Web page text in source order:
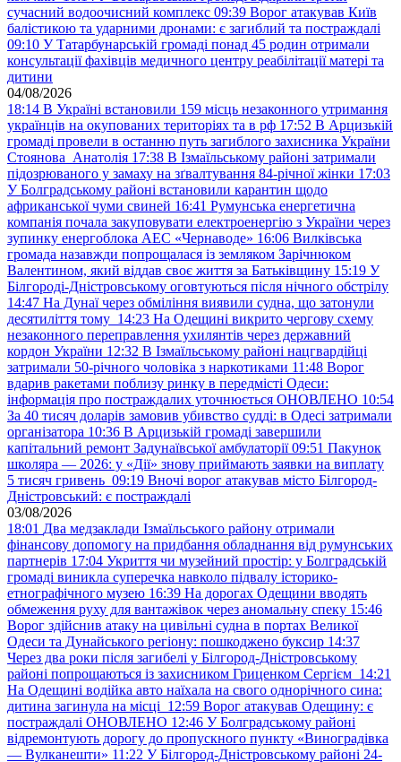
сучасний водоочисний комплекс 09:39 Ворог атакував Київ
балістикою та ударними дронами: є загиблий та постраждалі
09:10 У Татарбунарській громаді понад 45 родин отримали
консультації фахівців медичного центру реабілітації матері та
дитини
04/08/2026
18:14 В Україні встановили 159 місць незаконного утримання
українців на окупованих територіях та в рф 17:52 В Арцизькій
громаді провели в останню путь загиблого захисника України
Стоянова Анатолія 17:38 В Ізмаїльському районі затримали
підозрюваного у замаху на зґвалтування 84-річної жінки 17:03
У Болградському районі встановили карантин щодо
африканської чуми свиней 16:41 Румунська енергетична
компанія почала закуповувати електроенергію з України через
зупинку енергоблока АЕС «Чернаводе» 16:06 Вилківська
громада назавжди попрощалася із земляком Зарічнюком
Валентином, який віддав своє життя за Батьківщину 15:19 У
Білгороді-Дністровському оговтуються після нічного обстрілу
14:47 На Дунаї через обміління виявили судна, що затонули
десятиліття тому 14:23 На Одещині викрито чергову схему
незаконного переправлення ухилянтів через державний
кордон України 12:32 В Ізмаїльському районі нацгвардійці
затримали 50-річного чоловіка з наркотиками 11:48 Ворог
вдарив ракетами поблизу ринку в передмісті Одеси:
інформація про постраждалих уточнюється ОНОВЛЕНО 10:54
За 40 тисяч доларів замовив убивство судді: в Одесі затримали
організатора 10:36 В Арцизькій громаді завершили
капітальний ремонт Задунаївської амбулаторії 09:51 Пакунок
школяра — 2026: у «Дії» знову приймають заявки на виплату
5 тисяч гривень 09:19 Вночі ворог атакував місто Білгород-
Дністровський: є постраждалі
03/08/2026
18:01 Два медзаклади Ізмаїльського району отримали
фінансову допомогу на придбання обладнання від румунських
партнерів 17:04 Укриття чи музейний простір: у Болградській
громаді виникла суперечка навколо підвалу історико-
етнографічного музею 16:39 На дорогах Одещини вводять
обмеження руху для вантажівок через аномальну спеку 15:46
Ворог здійснив атаку на цивільні судна в портах Великої
Одеси та Дунайського регіону: пошкоджено буксир 14:37
Через два роки після загибелі у Білгород-Дністровському
районі попрощаються із захисником Гриценком Сергієм 14:21
На Одещині водійка авто наїхала на свого однорічного сина:
дитина загинула на місці 12:59 Ворог атакував Одещину: є
постраждалі ОНОВЛЕНО 12:46 У Болградському районі
відремонтують дорогу до пропускного пункту «Виноградівка
— Вулканешти» 11:22 У Білгород-Дністровському районі 24-